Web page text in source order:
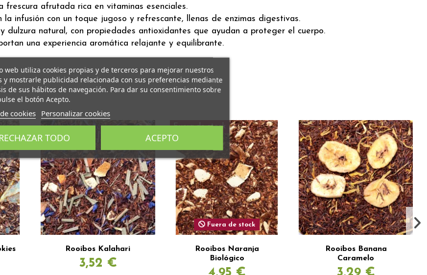
frescura afrutada rica en vitaminas esenciales.
la infusión con un toque jugoso y refrescante, llenas de enzimas digestivas.
dulzura natural, con propiedades antioxidantes que ayudan a proteger el cuerpo.
una experiencia aromática relajante y equilibrante.
Rooibos Kalahari
3,52 €
Fuera de stock
Fuera de stock
Rooibos Naranja
Biológico
Rooibos Banana
Caramelo
web utiliza cookies propias y de terceros para mejorar nuestros
y mostrarle publicidad relacionada con sus preferencias mediante
de sus hábitos de navegación. Para dar su consentimiento sobre
el botón Acepto.
cookies Personalizar cookies
TODO ACEPTO